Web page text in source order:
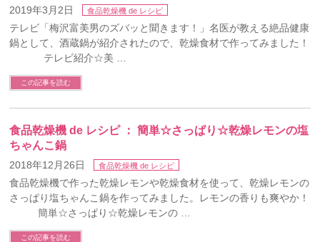
2019年3月2日 食品乾燥機 de レシピ
テレビ「梅沢富美男のズバッと聞きます！」名医が教える絶品健康
鍋として、酒蔵鍋が紹介されたので、乾燥食材で作ってみました！
テレビ紹介☆美 …
この記事を読む
食品乾燥機 de レシピ ： 簡単☆さっぱり☆乾燥レモンの塩
ちゃんこ鍋
2018年12月26日 食品乾燥機 de レシピ
食品乾燥機で作った乾燥レモンや乾燥食材を使って、乾燥レモンの
さっぱり塩ちゃんこ鍋を作ってみました。レモンの香りも爽やか！
簡単☆さっぱり☆乾燥レモンの …
この記事を読む